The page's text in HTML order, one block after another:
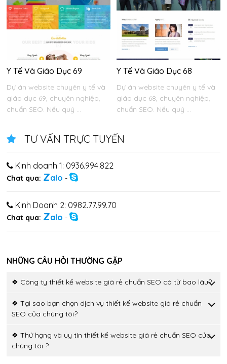
Y Tế Và Giáo Dục 69
Dự án website chuyên y tế và
giáo dục 69, chuyên nghiệp,
chuẩn SEO. Nếu quý ...
Y Tế Và Giáo Dục 68
Dự án website chuyên y tế và
giáo dục 68, chuyên nghiệp,
chuẩn SEO. Nếu quý ...
TƯ VẤN TRỰC TUYẾN
Kinh doanh 1: 0936.994.822
Chat qua: Zalo -
Kinh Doanh 2: 0982.77.99.70
Chat qua: Zalo -
NHỮNG CÂU HỎI THƯỜNG GẶP
❖ Công ty thiết kế website giá rẻ chuẩn SEO có từ bao lâu?
❖ Tại sao bạn chọn dịch vụ thiết kế website giá rẻ chuẩn
SEO của chúng tôi?
❖ Thứ hạng và uy tín thiết kế website giá rẻ chuẩn SEO của
chúng tôi ?